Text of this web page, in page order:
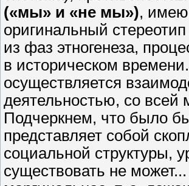
(«мы» и «не мы»),
оригинальный
из фаз этногенеза,
в историческом
осуществляется
деятельностью, со всей
Подчеркнем, что было
представляет собой
социальной структуры,
существовать не